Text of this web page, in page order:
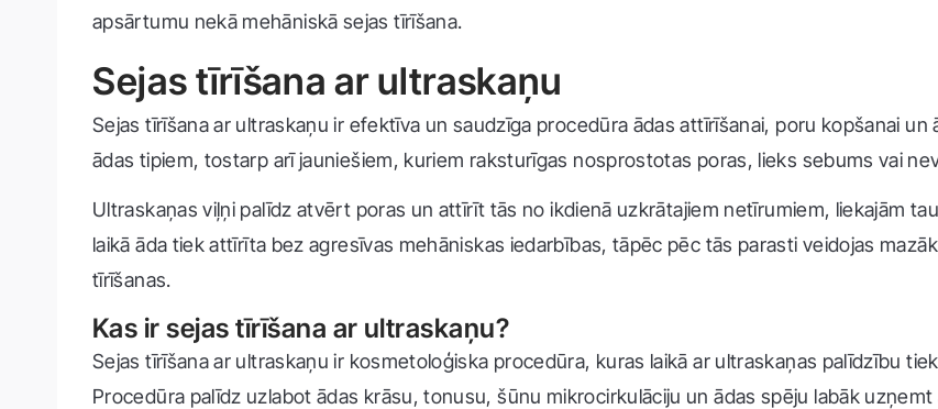
apsārtumu nekā mehāniskā sejas tīrīšana.
Sejas tīrīšana ar ultraskaņu
Sejas tīrīšana ar ultraskaņu ir efektīva un saudzīga procedūra ādas attīrīšanai, poru kopšanai
ādas tipiem, tostarp arī jauniešiem, kuriem raksturīgas nosprostotas poras, lieks sebums vai
Ultraskaņas viļņi palīdz atvērt poras un attīrīt tās no ikdienā uzkrātajiem netīrumiem, liekajām
laikā āda tiek attīrīta bez agresīvas mehāniskas iedarbības, tāpēc pēc tās parasti veidojas
tīrīšanas.
Kas ir sejas tīrīšana ar ultraskaņu?
Sejas tīrīšana ar ultraskaņu ir kosmetoloģiska procedūra, kuras laikā ar ultraskaņas palīdzību
Procedūra palīdz uzlabot ādas krāsu, tonusu, šūnu mikrocirkulāciju un ādas spēju labāk